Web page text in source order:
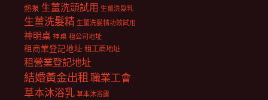
熱泵 生薑洗頭試用 生薑洗髮乳
生薑洗髮精 生薑洗髮精功效試用
神明桌 神桌 租公司地址
租商業登記地址 租工商地址
租營業登記地址
結婚黃金出租職業工會
草本沐浴乳 草本沐浴露